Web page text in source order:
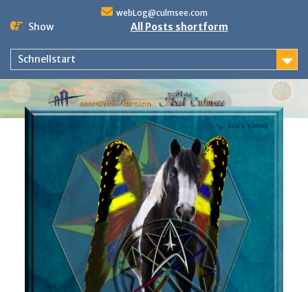
webLog@culmsee.com
Show All Posts shortform
Schnellstart